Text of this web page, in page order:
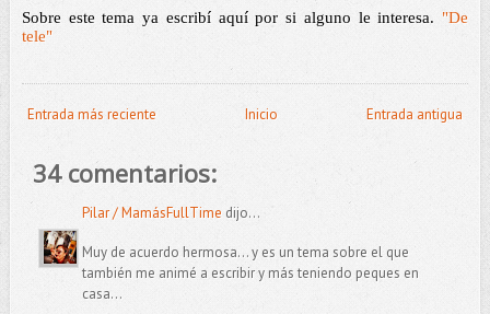
Sobre este tema ya escribí aquí por si alguno le interesa. "De
tele"
Entrada más reciente Entrada antigua
Inicio
34 comentarios:
Pilar / MamásFullTime dijo...
Muy de acuerdo hermosa... y es un tema sobre el que
también me animé a escribir y más teniendo peques en
casa...